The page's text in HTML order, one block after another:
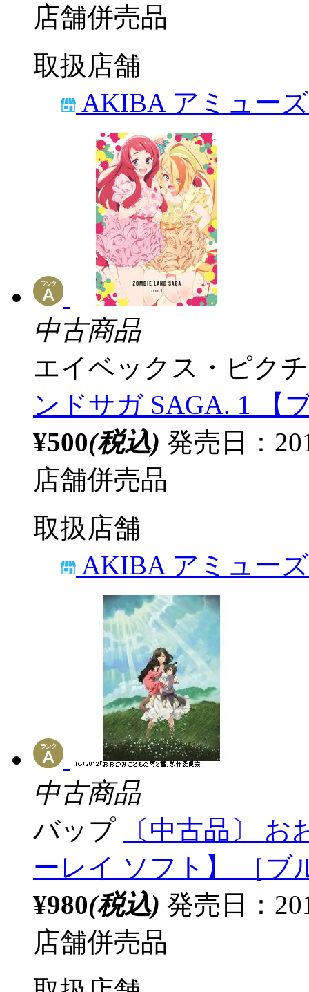
店舗併売品
取扱店舗
AKIBA アミュー
中古商品
エイベックス・ピク
ンドサガ SAGA. 1 【
¥500(税込) 発売日：
店舗併売品
取扱店舗
AKIBA アミュー
中古商品
バップ
〔中古品〕
ーレイ ソフト】 ［ブ
¥980(税込) 発売日：
店舗併売品